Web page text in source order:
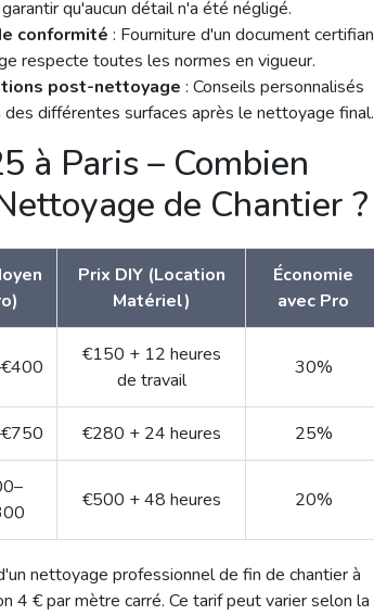
et autres espaces humides susceptibles
moisissures.
: Vérification méticuleuse selon une checklist
qu'aucun détail n'a été négligé.
conformité: Fourniture d'un document certifiant
respecte toutes les normes en vigueur.
post-nettoyage: Conseils personnalisés
différentes surfaces après le nettoyage final.
à Paris – Combien
de Chantier ?
Prix DIY (Location
Matériel)
Économie
€150 + 12 heures
30%
€500 + 48 heures 20%